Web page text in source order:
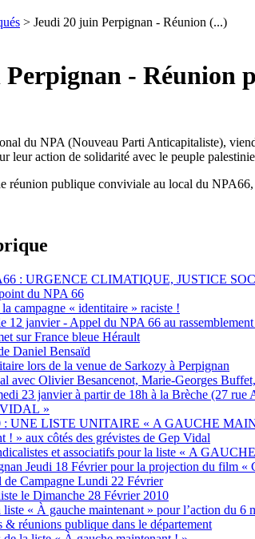
> Jeudi 20 juin Perpignan - Réunion (...)
- Réunion
du NPA (Nouveau Parti Anticapitaliste),
leur action de solidarité avec le peuple
réunion publique conviviale au local du NPA66,
: URGENCE CLIMATIQUE, JUSTICE
du NPA 66
campagne « identitaire » raciste !
12 janvier - Appel du NPA 66 au
sur France bleue Hérault
Daniel Bensaïd
lors de la venue de Sarkozy à Perpignan
avec Olivier Besancenot, Marie-Georges
23 janvier à partir de 18h à la Brèche (27 rue
VIDAL »
: UNE LISTE UNITAIRE « A GAUCHE
! » aux côtés des grévistes de Gep Vidal
et associatifs pour la liste « A
Jeudi 18 Février pour la projection du film «
Campagne Lundi 22 Février
le Dimanche 28 Février 2010
« À gauche maintenant » pour l’action du 6
& réunions publique dans le département